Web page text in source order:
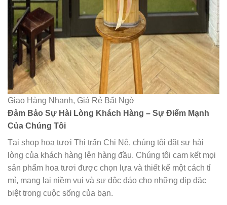
Giao Hàng Nhanh, Giá Rẻ Bất Ngờ
Đảm Bảo Sự Hài Lòng Khách Hàng – Sự Điểm Mạnh
Của Chúng Tôi
Tại shop hoa tươi Thị trấn Chi Nê, chúng tôi đặt sự hài
lòng của khách hàng lên hàng đầu. Chúng tôi cam kết mọi
sản phẩm hoa tươi được chọn lựa và thiết kế một cách tỉ
mỉ, mang lại niềm vui và sự độc đáo cho những dịp đặc
biệt trong cuộc sống của bạn.